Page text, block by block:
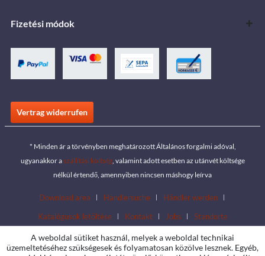
Fizetési módok
Vertrag widerrufen
* Minden ár a törvényben meghatározott Általános forgalmi adóval,
ugyanakkor aszállítási költség, valamint adott esetben az utánvét költsége
nélkül értendő, amennyiben nincsen máshogy leírva
Download area Händlersuche
Händler werden
Katalógusok letöltése
Kontakt Jobs Standorte
A weboldal sütiket használ, melyek a weboldal technikai
üzemeltetéséhez szükségesek és folyamatosan közölve lesznek. Egyéb,